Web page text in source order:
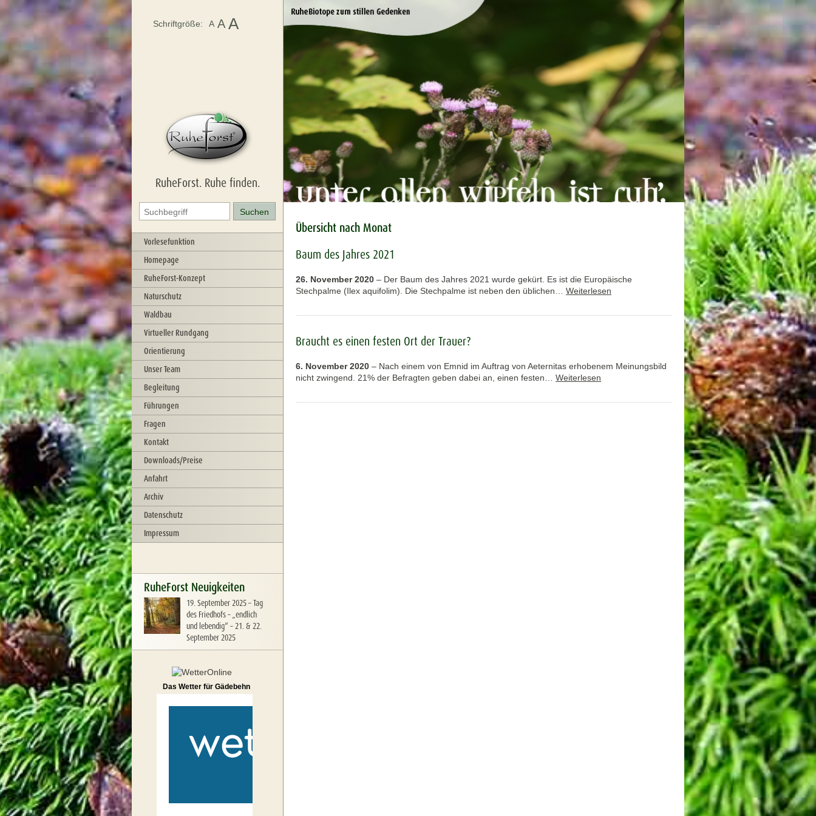
RuheForst. Ruhe finden.
Vorlesefunktion
Homepage
RuheForst-Konzept
Naturschutz
Waldbau
Virtueller Rundgang
Orientierung
Unser Team
Begleitung
Führungen
Fragen
Kontakt
Downloads/Preise
Anfahrt
Archiv
Datenschutz
Impressum
RuheForst Neuigkeiten
19. September 2025–Tag
des Friedhofs – „endlich
und lebendig“ – 21. & 22.
September 2025
Schriftgröße: A A A
Das Wetter für Gädebehn
Übersicht nach Monat
Baum des Jahres 2021
26. November 2020 – Der Baum des Jahres 2021 wurde gekürt. Es ist die Europäische
Stechpalme (Ilex aquifolim). Die Stechpalme ist neben den üblichen… Weiterlesen
Braucht es einen festen Ort der Trauer?
6. November 2020 – Nach einem von Emnid im Auftrag von Aeternitas erhobenem Meinungsbild
nicht zwingend. 21% der Befragten geben dabei an, einen festen… Weiterlesen